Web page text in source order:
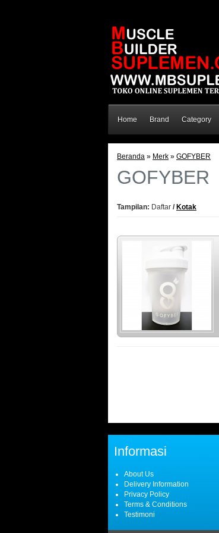
Home Brand Category
Beranda » Merk » GOFYBER
GOFYBER
Tampilan: Daftar / Kotak
Informasi
About Us
Delivery Information
Privacy Policy
Terms & Conditions
Testimoni